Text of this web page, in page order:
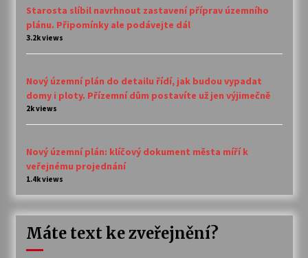
Starosta slíbil navrhnout zastavení příprav územního
plánu. Připomínky ale podávejte dál
3.2k views
Nový územní plán do detailu řídí, jak budou vypadat
domy i ploty. Přízemní dům postavíte už jen výjimečně
2k views
Nový územní plán: klíčový dokument města míří k
veřejnému projednání
1.4k views
Máte text ke zveřejnění?